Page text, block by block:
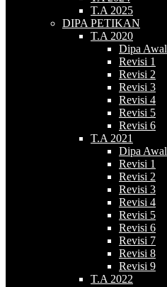
T.A 2025
DIPA PETIKAN
T.A 2020
Dipa Awal
Revisi 1
Revisi 2
Revisi 3
Revisi 4
Revisi 5
Revisi 6
T.A 2021
Dipa Awal
Revisi 1
Revisi 2
Revisi 3
Revisi 4
Revisi 5
Revisi 6
Revisi 7
Revisi 8
Revisi 9
T.A 2022